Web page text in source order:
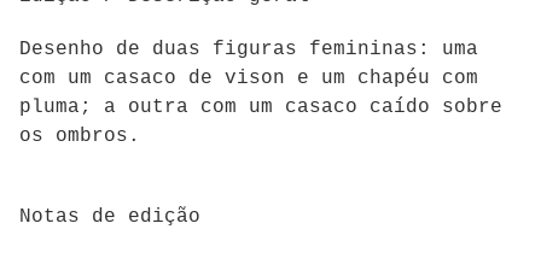
Desenho de duas figuras femininas: uma
com um casaco de vison e um chapéu com
pluma; a outra com um casaco caído sobre
os ombros.
Notas de edição